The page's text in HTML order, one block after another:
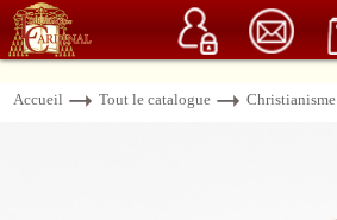
Service client 06 15 37 15 37
Accueil Tout le catalogue Christianisme